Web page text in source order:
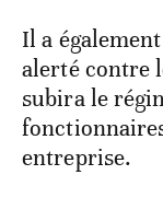
Il a
alerté contre
subira le
entreprise.